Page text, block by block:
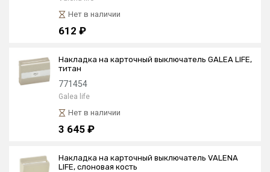
Нет в наличии
612 ₽
Накладка на карточный выключатель GALEA LIFE,
титан
771454
Galea life
Нет в наличии
3 645 ₽
Накладка на карточный выключатель VALENA
LIFE, слоновая кость